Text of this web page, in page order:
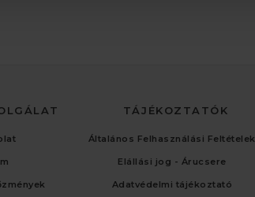
TÁJÉKOZTATÓK
Általános Felhasználási Feltételek
Elállási jog - Árucsere
Adatvédelmi tájékoztató